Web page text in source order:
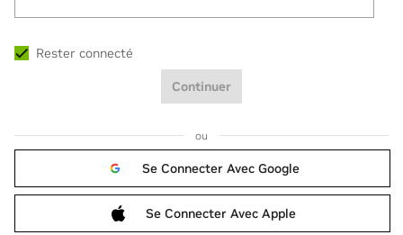
Rester connecté
Continuer
ou
Se Connecter Avec Google
Se Connecter Avec Apple